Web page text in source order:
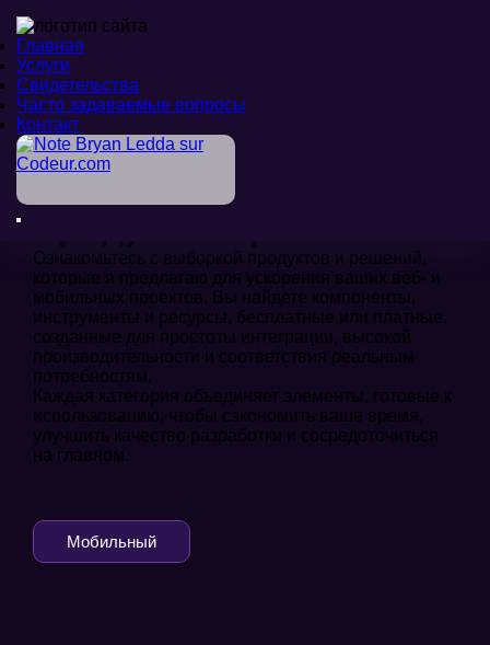
Главная
Услуги
Свидетельства
Часто задаваемые вопросы
Контакт
Главная
Услуги
Свидетельства
Часто задаваемые вопросы
Контакт
Добро пожаловать
>
Наши продукты
Ознакомьтесь с выборкой продуктов и решений,
которые я предлагаю для ускорения ваших веб- и
мобильных проектов. Вы найдете компоненты,
инструменты и ресурсы, бесплатные или платные,
созданные для простоты интеграции, высокой
производительности и соответствия реальным
потребностям.
Каждая категория объединяет элементы, готовые к
использованию, чтобы сэкономить ваше время,
улучшить качество разработки и сосредоточиться
на главном.
Мобильный